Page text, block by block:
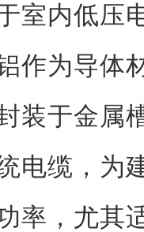
室内低压
作为导体
装于金属
电缆，为
率，尤其